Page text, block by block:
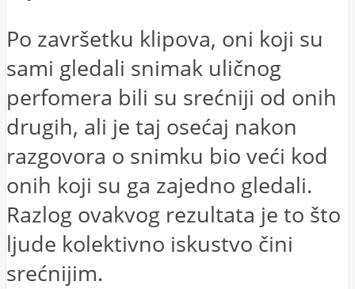
Po završetku klipova, oni koji su
sami gledali snimak uličnog
perfomera bili su srećniji od onih
drugih, ali je taj osećaj nakon
razgovora o snimku bio veći kod
onih koji su ga zajedno gledali.
Razlog ovakvog rezultata je to što
ljude kolektivno iskustvo čini
srećnijim.